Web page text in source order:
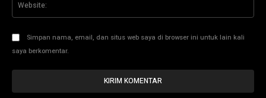
Simpan nama, email, dan situs web saya di browser ini untuk lain kali
saya berkomentar.